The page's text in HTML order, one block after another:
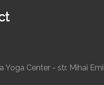
Yoga Center - str. Mihai